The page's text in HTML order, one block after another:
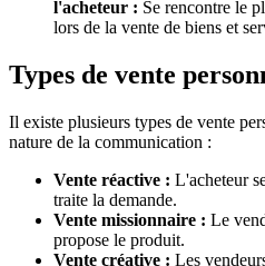
l'acheteur : Se rencontre le
lors de la vente de biens et
Types de vente
Il existe plusieurs types de vente
nature de la communication :
Vente réactive : L'acheteur
traite la demande.
Vente missionnaire : Le
propose le produit.
Vente créative : Les